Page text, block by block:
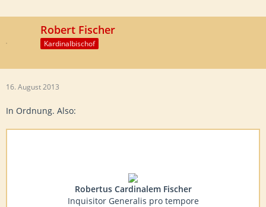
Robert Fischer
Kardinalbischof
16. August 2013
In Ordnung. Also:
Robertus Cardinalem Fischer
Inquisitor Generalis pro tempore